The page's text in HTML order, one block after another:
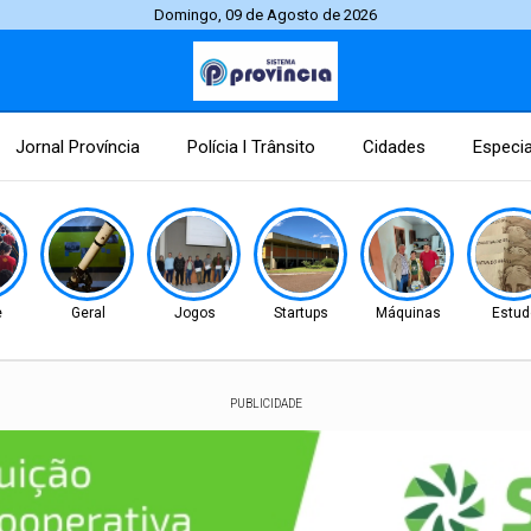
Domingo, 09 de Agosto de 2026
Jornal Província Polícia l Trânsito Cidades
Geral Jogos Startups Máquinas
PUBLICIDADE